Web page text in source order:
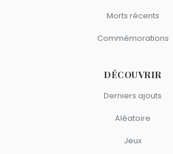
Morts récents
Commémorations
DÉCOUVRIR
Derniers ajouts
Aléatoire
Jeux